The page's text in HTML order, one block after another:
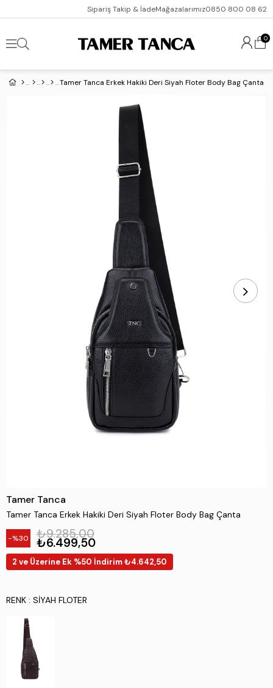
Sipariş Takip & İadeMağazalarımız0850 800 08 62
0
Tamer Tanca Erkek Hakiki Deri Siyah Floter Body Bag Çanta
Tamer Tanca
Tamer Tanca Erkek Hakiki Deri Siyah Floter Body Bag Çanta
30 ₺9.285,00
₺6.499,50
2 ve Üzerine Ek %50 İndirim ₺4.642,50
RENK : SIYAH FLOTER